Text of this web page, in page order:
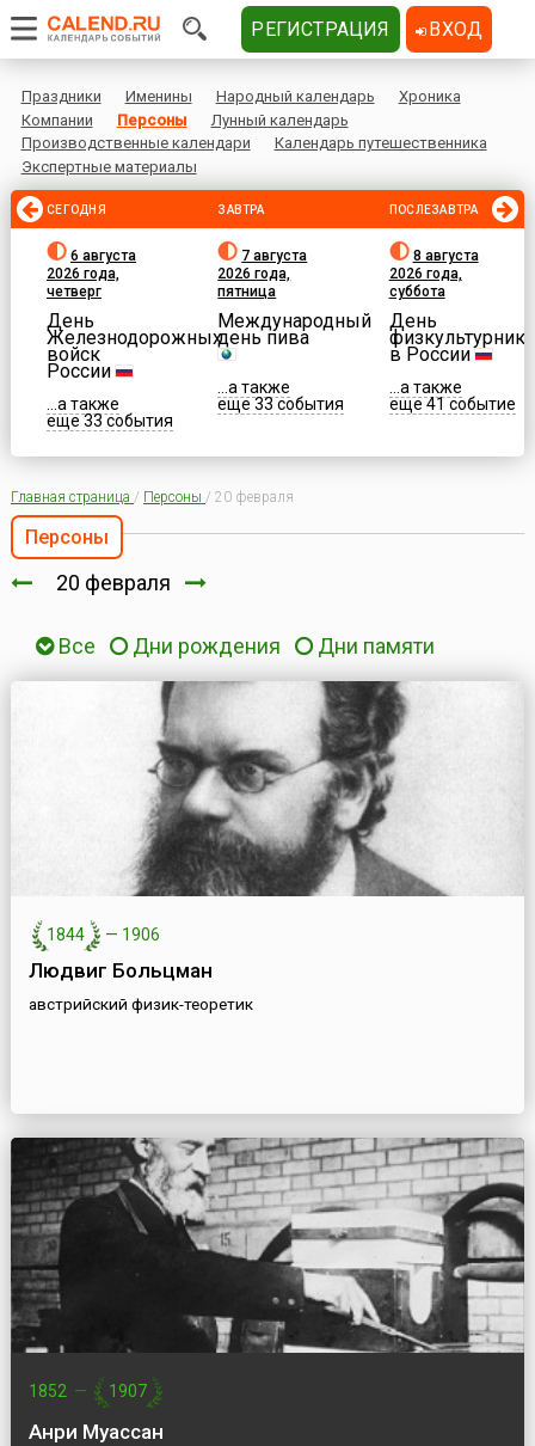
Праздники Именины Народный календарь
Хроника
Компании
Персоны
Лунный календарь
Производственные календари
Календарь путешественника
Экспертные материалы
СЕГОДНЯ
6 августа
2026 года,
четверг
День
Железнодорожных
войск
России
...а также
еще 33 события
ЗАВТРА
7 августа
2026 года,
пятница
Международный
день пива
...а также
еще 33 события
ПОСЛЕЗАВТРА
8 августа
2026 года,
суббота
День
физкультурника
в России
...а также
еще 41 событие
Главная страница / Персоны / 20 февраля
Персоны
20 февраля
Все Дни рождения Дни памяти
1844 — 1906
Людвиг Больцман
австрийский физик-теоретик
1852 — 1907
Анри Муассан
РЕГИСТРАЦИЯ ВХОД